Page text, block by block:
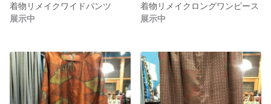
着物リメイクワイドパンツ
展示中
着物リメイクロングワンピース
展示中